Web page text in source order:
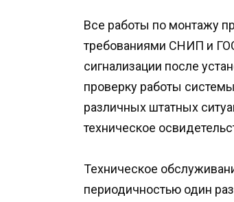
Все работы по монтажу
требованиями СНИП и
сигнализации после
проверку работы
различных штатных
техническое
Техническое
периодичностью один